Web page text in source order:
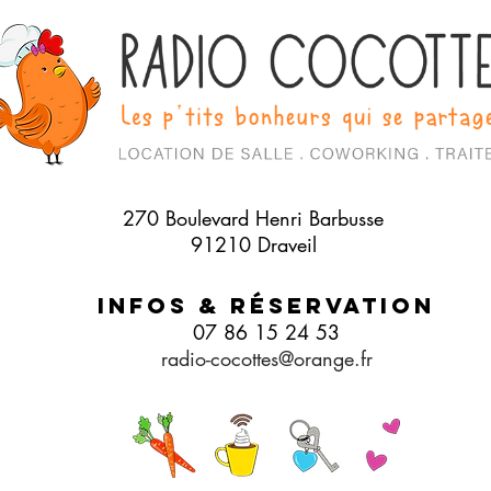
270 Boulevard Henri Barbusse
91210 Draveil
Infos & Réservation
07 86 15 24 53
radio-cocottes@orange.fr